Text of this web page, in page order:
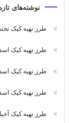
نوشته‌های
طرز تهیه کیک
طرز تهیه کیک
طرز تهیه کیک
طرز تهیه کیک
طرز تهیه کیک